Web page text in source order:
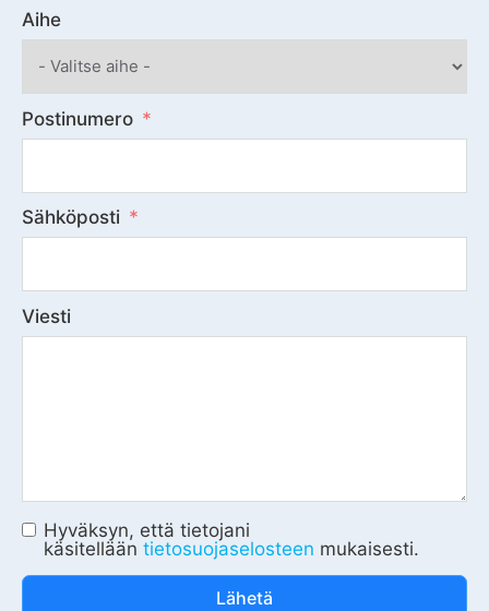
Aihe
Postinumero
Sähköposti
Viesti
Hyväksyn, että tietojani
käsitellään tietosuojaselosteen mukaisesti.
Lähetä